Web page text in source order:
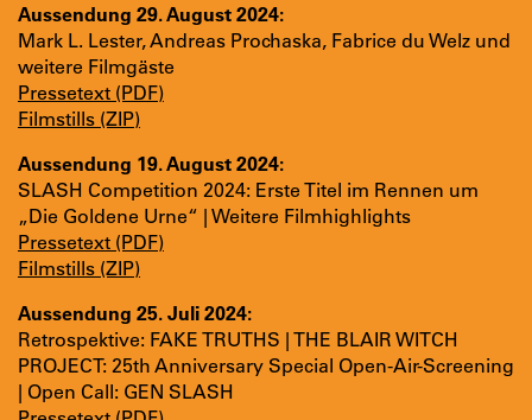
Aussendung 29. August 2024:
Mark L. Lester, Andreas Prochaska, Fabrice du Welz und
weitere Filmgäste
Pressetext (PDF)
Filmstills (ZIP)
Aussendung 19. August 2024:
SLASH Competition 2024: Erste Titel im Rennen um
„Die Goldene Urne“ | Weitere Filmhighlights
Pressetext (PDF)
Filmstills (ZIP)
Aussendung 25. Juli 2024:
Retrospektive: FAKE TRUTHS | THE BLAIR WITCH
PROJECT: 25th Anniversary Special Open-Air-Screening
| Open Call: GEN SLASH